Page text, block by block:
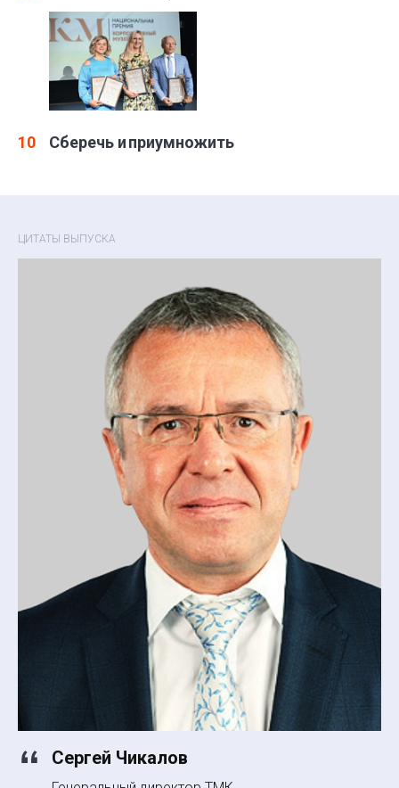
10 Сберечь и приумножить
ЦИТАТЫ ВЫПУСКА
Сергей Чикалов